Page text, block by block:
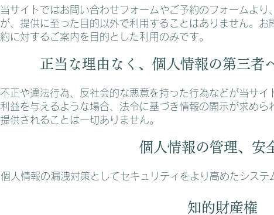
当サイトではお問い合わせフォームやご予約のフォームよ
が、提供に至った目的以外で利用することはありません。
約に対するご案内を目的とした利用のみです。
正当な理由なく、個人情報の第三者
不正や違法行為、反社会的な悪意を持った行為などが当サ
利益を与えるような場合、法令に基づき情報の開示が求め
提供されることは一切ありません。
個人情報の管理、安
個人情報の漏洩対策としてセキュリティをより高めたシステ
知的財産権